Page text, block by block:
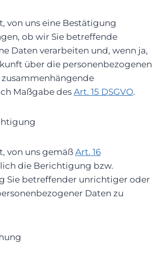
von uns eine Bestätigung
ob wir Sie betreffende
Daten verarbeiten und, wenn ja,
über die personenbezogenen
Maßgabe des Art. 15 DSGVO.
von uns gemäß Art. 16
die Berichtigung bzw.
Sie betreffender unrichtiger oder
Daten zu